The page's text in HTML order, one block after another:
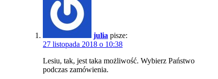
julia pisze:
27 listopada 2018 o 10:38
Lesiu, tak, jest taka możliwość. Wybierz Państwo
podczas zamówienia.